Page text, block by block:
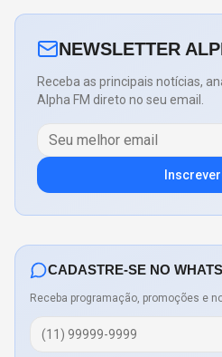
NEWSLETTER
Receba as principais notícias,
Alpha FM direto no seu email.
CADASTRE-SE NO
Receba programação, promoções e